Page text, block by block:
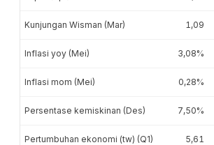
Kunjungan Wisman (Mar) 1,09
Inflasi yoy (Mei) 3,08%
Inflasi mom (Mei) 0,28%
Persentase kemiskinan (Des) 7,50%
Pertumbuhan ekonomi (tw) (Q1) 5,61